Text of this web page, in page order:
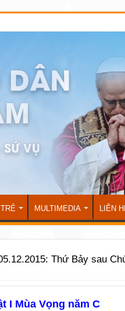
MULTIMEDIA LIÊN
Thứ Bảy sau
I Mùa Vọng năm C